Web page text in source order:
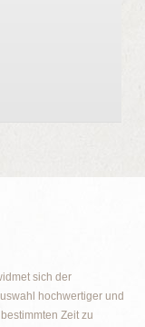
sich der
hochwertiger und
Zeit zu